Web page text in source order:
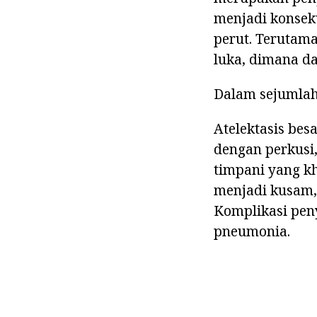
menjadi
perut.
luka, dimana
Dalam
Atelektasis
dengan
timpani yang
menjadi
Komplikasi
pneumonia.